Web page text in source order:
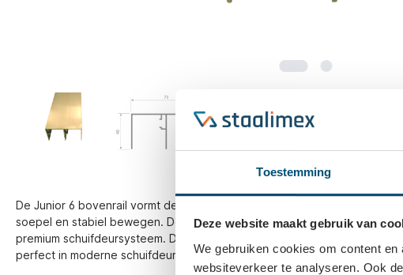
Toestemming
Deze website maakt gebruik van
We gebruiken cookies om content
websiteverkeer te analyseren. Ook
De Junior 6 bovenrail vormt de geleiding van het schuifdeurkastsysteem
soepel en stabiel bewegen. De bovenrail heeft een afwerking in glans
premium schuifdeursysteem. Dankzij de slanke vormgeving en
perfect in moderne schuifdeurkasten, wand tot wand kasten en luxe